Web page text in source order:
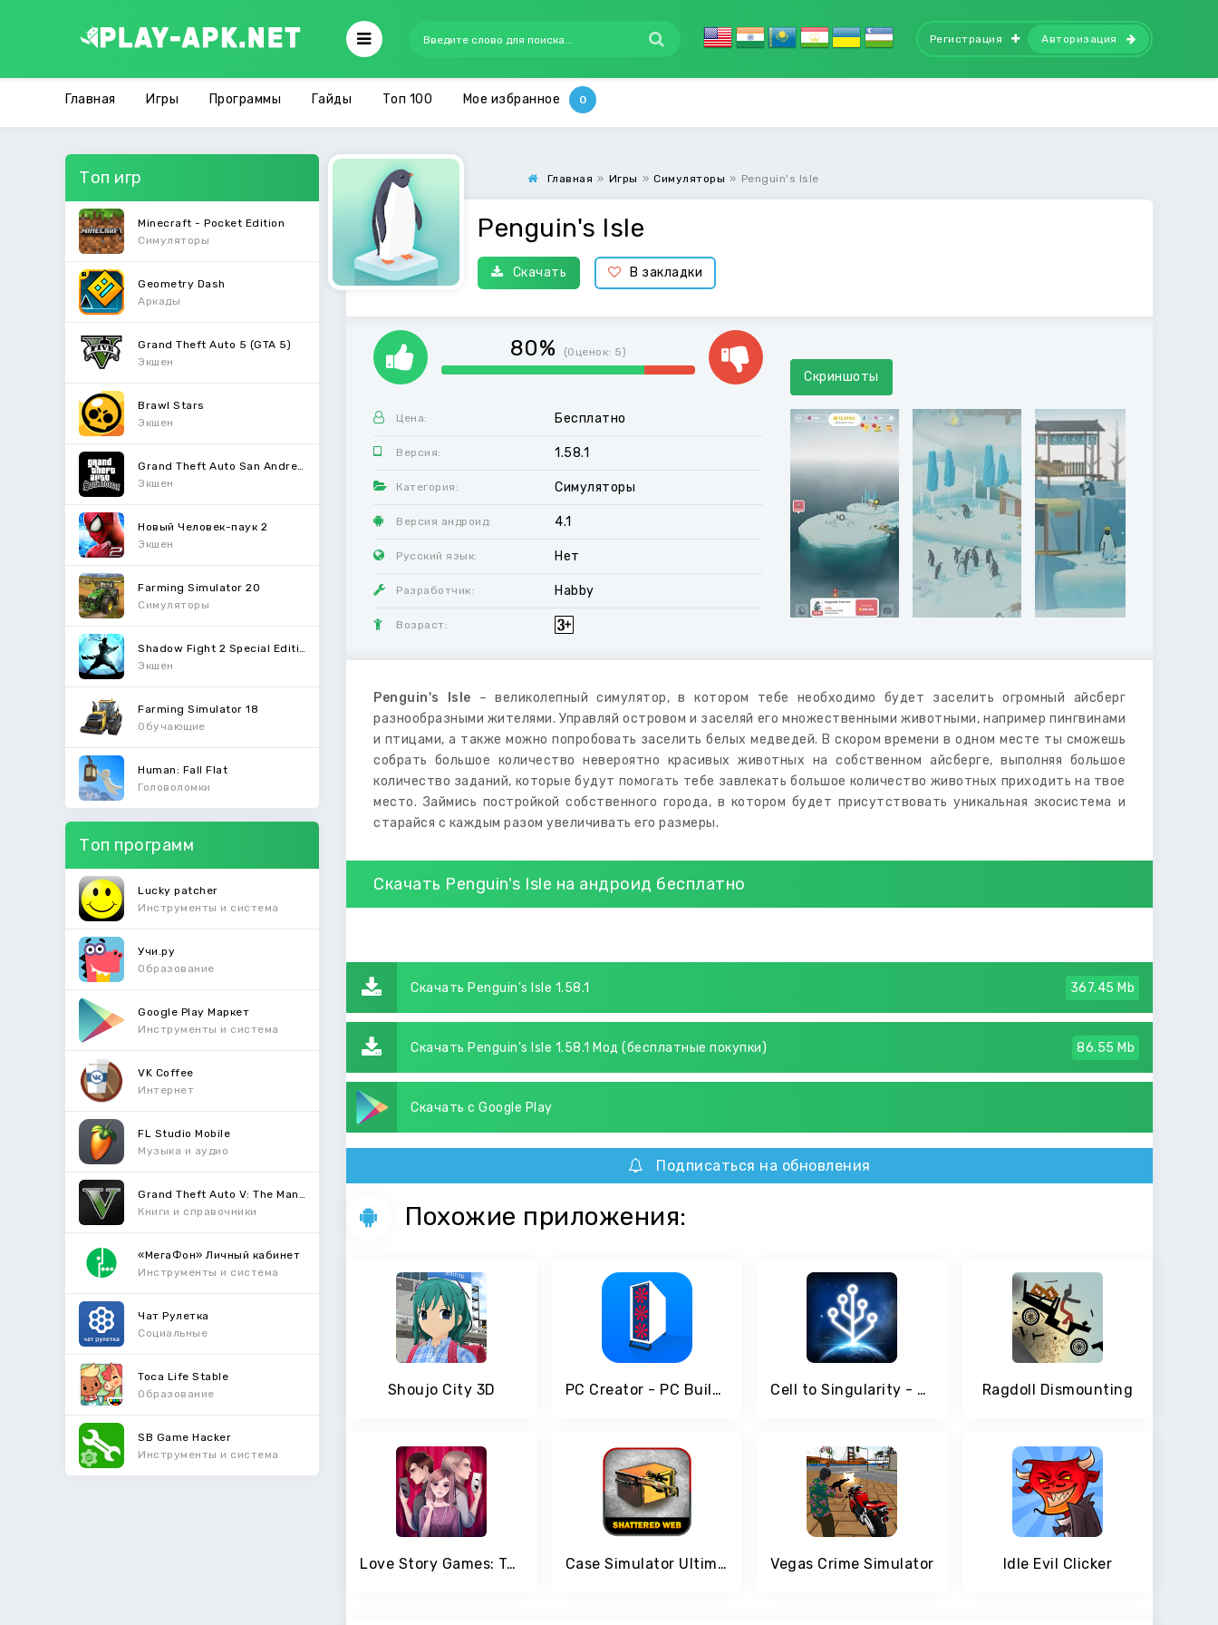
Регистрация Авторизация
Главная Игры Программы Гайды Топ 100 Мое избранное
Топ игр
Minecraft - Pocket Edition
Симуляторы
Geometry Dash
Аркады
Grand Theft Auto 5 (GTA 5)
Экшен
Brawl Stars
Экшен
Экшен
Новый Человек-паук 2
Экшен
Farming Simulator 20
Симуляторы
Экшен
Farming Simulator 18
Обучающие
Human: Fall Flat
Головоломки
Топ программ
Lucky patcher
Инструменты и система
Учи.ру
Образование
Google Play Маркет
Инструменты и система
VK Coffee
Интернет
FL Studio Mobile
Музыка и аудио
Книги и справочники
«МегаФон» Личный кабинет
Инструменты и система
Чат Рулетка
Социальные
Toca Life Stable
Образование
SB Game Hacker
Инструменты и система
Главная » Игры » Симуляторы » Penguin's Isle
Penguin's Isle
Скачать В закладки
80% (Оценок: 5)
Цена: Бесплатно
Версия: 1.58.1
Категория: Симуляторы
Версия андроид: 4.1
Русский язык: Нет
Разработчик: Habby
Возраст:
Скриншоты
Penguin's Isle – великолепный симулятор, в котором тебе необходимо будет заселить огромный айсберг
разнообразными жителями. Управляй островом и заселяй его множественными животными, например пингвинами
и птицами, а также можно попробовать заселить белых медведей. В скором времени в одном месте ты сможешь
собрать большое количество невероятно красивых животных на собственном айсберге, выполняя большое
количество заданий, которые будут помогать тебе завлекать большое количество животных приходить на твое
место. Займись постройкой собственного города, в котором будет присутствовать уникальная экосистема и
старайся с каждым разом увеличивать его размеры.
Скачать Penguin's Isle на андроид бесплатно
Скачать Penguin's Isle 1.58.1 367.45 Mb
Скачать Penguin's Isle 1.58.1 Мод (бесплатные покупки) 86.55 Mb
Скачать с Google Play
Подписаться на обновления
Похожие приложения:
Shoujo City 3D PC Creator - PC Building Simulator Cell to Singularity - Evolution Never Ends Ragdoll Dismounting
Love Story Games: Teenage Drama Case Simulator Ultimate Vegas Crime Simulator Idle Evil Clicker